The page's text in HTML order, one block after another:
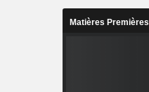
Matières Premières